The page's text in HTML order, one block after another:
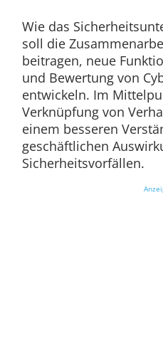
Wie das
soll die
beitragen, neue
und Bewertung von
entwickeln. Im
Verknüpfung von
einem besseren
geschäftlichen
Sicherheitsvorfällen.